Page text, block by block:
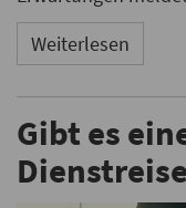
Weiterlesen
Gibt es